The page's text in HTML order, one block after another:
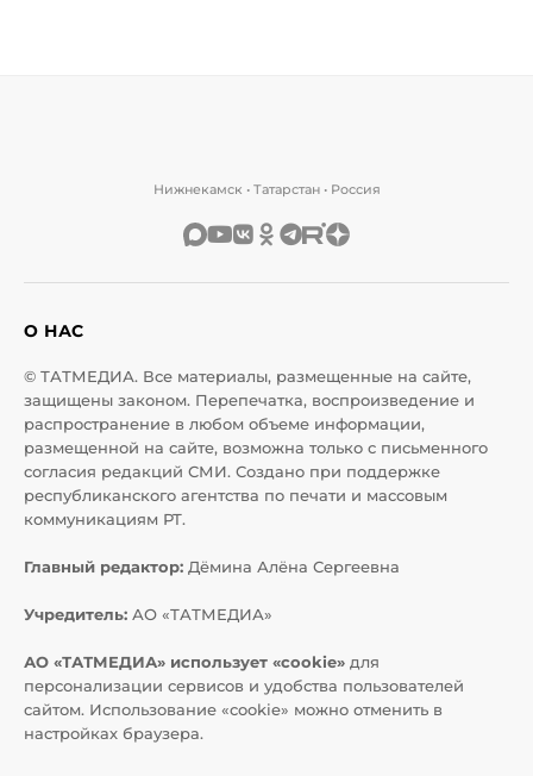
Нижнекамск • Татарстан • Россия
О НАС
© ТАТМЕДИА. Все материалы, размещенные на сайте,
защищены законом. Перепечатка, воспроизведение и
распространение в любом объеме информации,
размещенной на сайте, возможна только с письменного
согласия редакций СМИ. Создано при поддержке
республиканского агентства по печати и массовым
коммуникациям РТ.
Главный редактор: Дёмина Алёна Сергеевна
Учредитель: АО «ТАТМЕДИА»
АО «ТАТМЕДИА» использует «cookie» для
персонализации сервисов и удобства пользователей
сайтом. Использование «cookie» можно отменить в
настройках браузера.